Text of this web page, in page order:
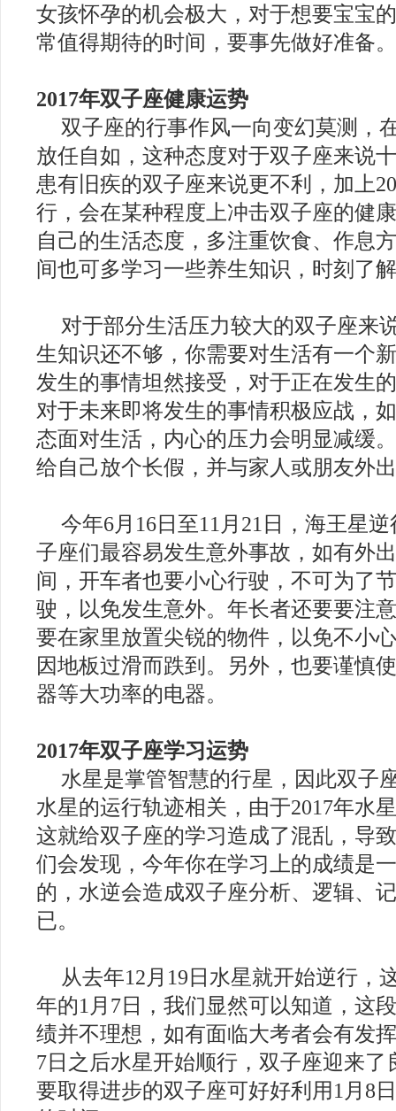
女孩怀孕的机会极大，对于想要宝宝
常值得期待的时间，要事先做好准备。
2017年双子座健康运势
双子座的行事作风一向变幻莫测，
放任自如，这种态度对于双子座来说
患有旧疾的双子座来说更不利，加上
行，会在某种程度上冲击双子座的健
自己的生活态度，多注重饮食、作息
间也可多学习一些养生知识，时刻了
对于部分生活压力较大的双子座来
生知识还不够，你需要对生活有一个
发生的事情坦然接受，对于正在发生
对于未来即将发生的事情积极应战，
态面对生活，内心的压力会明显减缓
给自己放个长假，并与家人或朋友外
今年6月16日至11月21日，海王星
子座们最容易发生意外事故，如有外
间，开车者也要小心行驶，不可为了
驶，以免发生意外。年长者还要要注
要在家里放置尖锐的物件，以免不小
因地板过滑而跌到。另外，也要谨慎
器等大功率的电器。
2017年双子座学习运势
水星是掌管智慧的行星，因此双子
水星的运行轨迹相关，由于2017年水
这就给双子座的学习造成了混乱，导
们会发现，今年你在学习上的成绩是
的，水逆会造成双子座分析、逻辑、
已。
从去年12月19日水星就开始逆行，
年的1月7日，我们显然可以知道，这
绩并不理想，如有面临大考者会有发
7日之后水星开始顺行，双子座迎来了
要取得进步的双子座可好好利用1月8